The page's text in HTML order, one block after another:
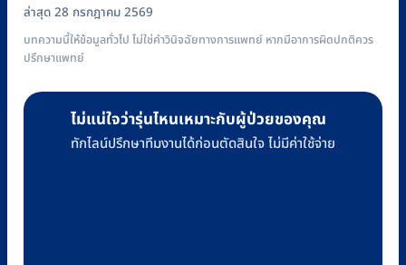
ล่าสุด 28 กรกฎาคม 2569
บทความนี้ให้ข้อมูลทั่วไป ไม่ใช่คำวินิจฉัยทางการแพทย์ หากมีอาการผิดปกติควร
ปรึกษาแพทย์
ไม่แน่ใจว่ารุ่นไหนเหมาะกับผู้ป่วยของคุณ
ทักไลน์ปรึกษาทีมงานได้ก่อนตัดสินใจ ไม่มีค่าใช้จ่าย